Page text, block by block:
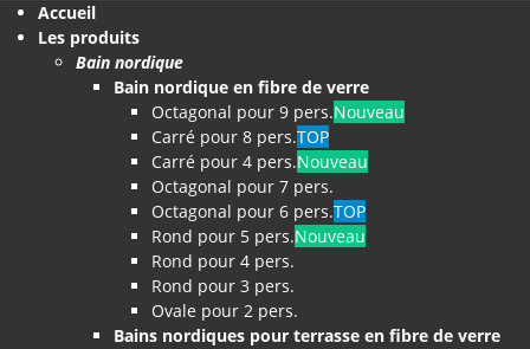
Accueil
Les produits
Bain nordique
Bain nordique en fibre de verre
Octagonal pour 9 pers.Nouveau
Carré pour 8 pers.TOP
Carré pour 4 pers.Nouveau
Octagonal pour 7 pers.
Octagonal pour 6 pers.TOP
Rond pour 5 pers.Nouveau
Rond pour 4 pers.
Rond pour 3 pers.
Ovale pour 2 pers.
Bains nordiques pour terrasse en fibre de verre